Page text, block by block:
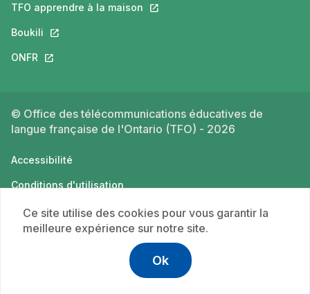
TFO apprendre à la maison Ce lien s'ouvrira dans un nouvel
Boukili Ce lien s'ouvrira dans un nouvel onglet.
ONFR Ce lien s'ouvrira dans un nouvel onglet.
© Office des télécommunications éducatives de
langue française de l'Ontario (TFO) - 2026
Accessibilité
Conditions d'utilisation
Politique de confidentialité
Ce site utilise des cookies pour vous garantir la
meilleure expérience sur notre site.
Ok